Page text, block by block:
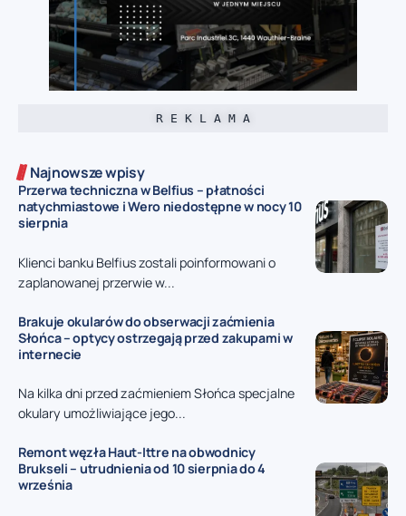
R E K L A M A
Najnowsze wpisy
Przerwa techniczna w Belfius – płatności
natychmiastowe i Wero niedostępne w nocy 10
sierpnia
Klienci banku Belfius zostali poinformowani o
zaplanowanej przerwie w...
Brakuje okularów do obserwacji zaćmienia
Słońca – optycy ostrzegają przed zakupami w
internecie
Na kilka dni przed zaćmieniem Słońca specjalne
okulary umożliwiające jego...
Remont węzła Haut-Ittre na obwodnicy
Brukseli – utrudnienia od 10 sierpnia do 4
września